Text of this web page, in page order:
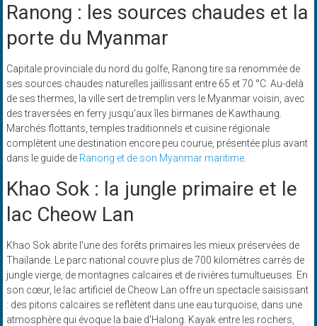
Ranong : les sources chaudes et la
porte du Myanmar
Capitale provinciale du nord du golfe, Ranong tire sa renommée de
ses sources chaudes naturelles jaillissant entre 65 et 70 °C. Au-delà
de ses thermes, la ville sert de tremplin vers le Myanmar voisin, avec
des traversées en ferry jusqu'aux îles birmanes de Kawthaung.
Marchés flottants, temples traditionnels et cuisine régionale
complètent une destination encore peu courue, présentée plus avant
dans le guide de Ranong et de son Myanmar maritime.
Khao Sok : la jungle primaire et le
lac Cheow Lan
Khao Sok abrite l'une des forêts primaires les mieux préservées de
Thaïlande. Le parc national couvre plus de 700 kilomètres carrés de
jungle vierge, de montagnes calcaires et de rivières tumultueuses. En
son cœur, le lac artificiel de Cheow Lan offre un spectacle saisissant
: des pitons calcaires se reflètent dans une eau turquoise, dans une
atmosphère qui évoque la baie d'Halong. Kayak entre les rochers,